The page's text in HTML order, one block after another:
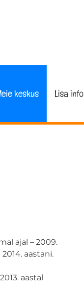
keskus Lisa info
ajal – 2009.
aastani.
aastal